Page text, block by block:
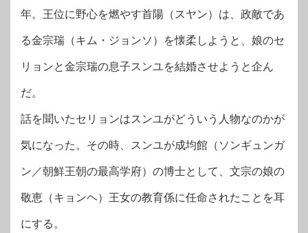
年。王位に野心を燃やす首陽（スヤン）は、政敵であ
る金宗瑞（キム・ジョンソ）を懐柔しようと、娘のセ
リョンと金宗瑞の息子スンユを結婚させようと企ん
だ。
話を聞いたセリョンはスンユがどういう人物なのかが
気になった。その時、スンユが成均館（ソンギュンガ
ン／朝鮮王朝の最高学府）の博士として、文宗の娘の
敬恵（キョンヘ）王女の教育係に任命されたことを耳
にする。